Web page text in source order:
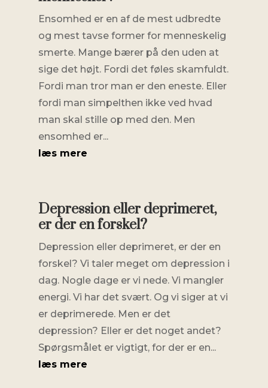
Ensomhed er en af de mest udbredte
og mest tavse former for menneskelig
smerte. Mange bærer på den uden at
sige det højt. Fordi det føles skamfuldt.
Fordi man tror man er den eneste. Eller
fordi man simpelthen ikke ved hvad
man skal stille op med den. Men
ensomhed er...
læs mere
Depression eller deprimeret,
er der en forskel?
Depression eller deprimeret, er der en
forskel? Vi taler meget om depression i
dag. Nogle dage er vi nede. Vi mangler
energi. Vi har det svært. Og vi siger at vi
er deprimerede. Men er det
depression? Eller er det noget andet?
Spørgsmålet er vigtigt, for der er en...
læs mere